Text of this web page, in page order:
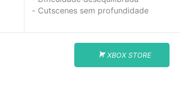
Cutscenes sem profundidade
XBOX STORE